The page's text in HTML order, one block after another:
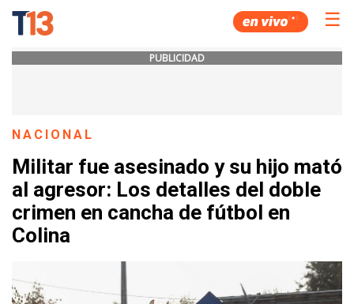
☰
PUBLICIDAD
NACIONAL
Militar fue asesinado y su hijo mató
al agresor: Los detalles del doble
crimen en cancha de fútbol en
Colina